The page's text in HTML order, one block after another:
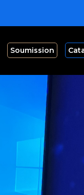
Soumission